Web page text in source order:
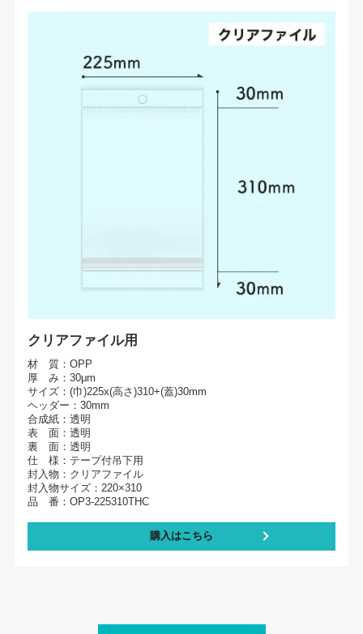
クリアファイル用
材 質：OPP
厚 み：30μm
サイズ：(巾)225x(高さ)310+(蓋)30mm
ヘッダー：30mm
合成紙：透明
表 面：透明
裏 面：透明
仕 様：テープ付吊下用
封入物：クリアファイル
封入物サイズ：220×310
品 番：OP3-225310THC
購入はこちら